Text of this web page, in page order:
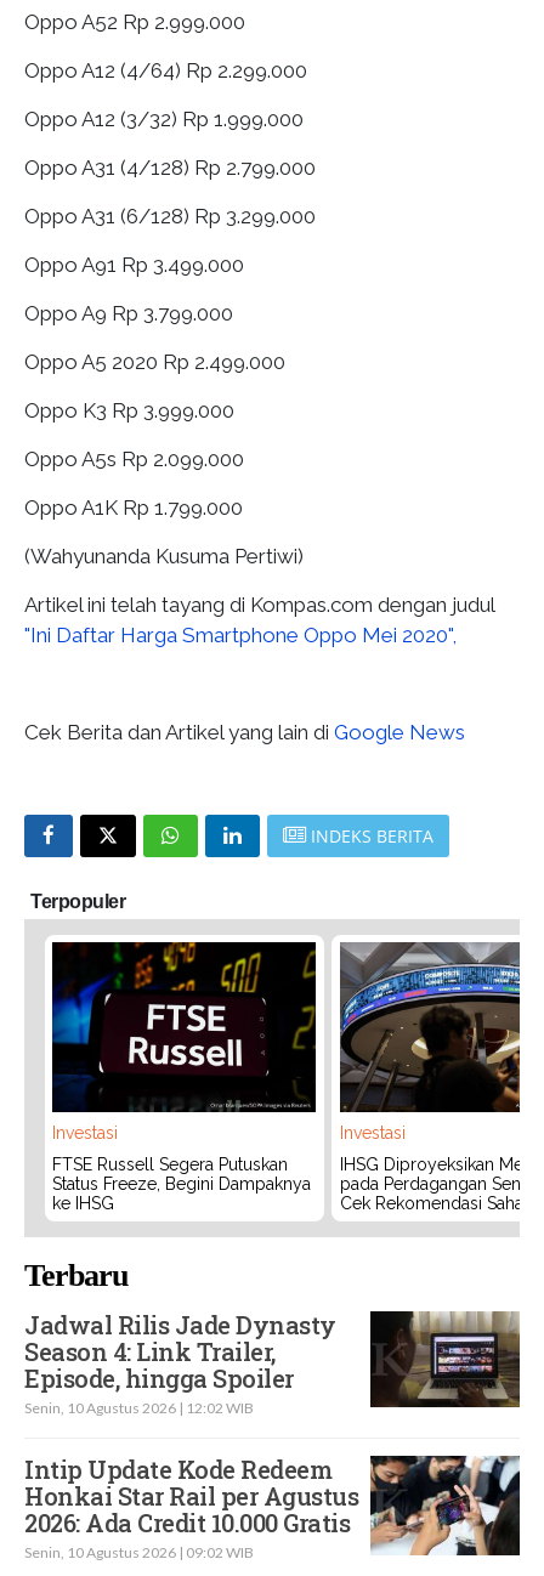
Oppo A52 Rp 2.999.000
Oppo A12 (4/64) Rp 2.299.000
Oppo A12 (3/32) Rp 1.999.000
Oppo A31 (4/128) Rp 2.799.000
Oppo A31 (6/128) Rp 3.299.000
Oppo A91 Rp 3.499.000
Oppo A9 Rp 3.799.000
Oppo A5 2020 Rp 2.499.000
Oppo K3 Rp 3.999.000
Oppo A5s Rp 2.099.000
Oppo A1K Rp 1.799.000
(Wahyunanda Kusuma Pertiwi)
Artikel ini telah tayang di Kompas.com dengan judul
"Ini Daftar Harga Smartphone Oppo Mei 2020",
Cek Berita dan Artikel yang lain di Google News
INDEKS BERITA
Terpopuler
Investasi
FTSE Russell Segera Putuskan
Status Freeze, Begini Dampaknya
ke IHSG
Investasi
IHSG Diproyeksikan
pada Perdagangan Senin
Cek Rekomendasi
Terbaru
Jadwal Rilis Jade Dynasty
Season 4: Link Trailer,
Episode, hingga Spoiler
Senin, 10 Agustus 2026 | 12:02 WIB
Intip Update Kode Redeem
Honkai Star Rail per Agustus
2026: Ada Credit 10.000 Gratis
Senin, 10 Agustus 2026 | 09:02 WIB